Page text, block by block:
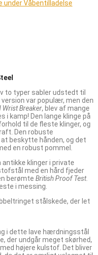
under Våbentilladelse
to typer sabler udstedt til
var populær, men den
Wrist Breaker, blev af mange
kamp! Den lange klinge på
til de fleste klinger, og
Den robuste
beskytte hånden, og det
en robust pommel.
klinger i private
med en hård fjeder
berømte British Proof Test.
i messing.
stålskede, der let
i dette lave hærdningsstål
der undgår meget skørhed,
højere kulstof. Det bliver